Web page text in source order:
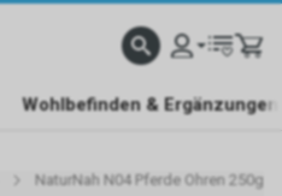
Wohlbefinden & Ergänzungen
NaturNah N04 Pferde Ohren 250g